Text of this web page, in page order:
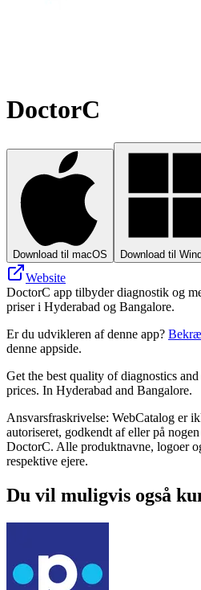
DoctorC
Download til macOS Download til
Website
DoctorC app tilbyder diagnostik og
priser i Hyderabad og Bangalore.
Er du udvikleren af denne app?
denne appside.
Get the best quality of diagnostics
prices. In Hyderabad and Bangalore.
Ansvarsfraskrivelse: WebCatalog er
autoriseret, godkendt af eller på
DoctorC. Alle produktnavne, logoer
respektive ejere.
Du vil muligvis også